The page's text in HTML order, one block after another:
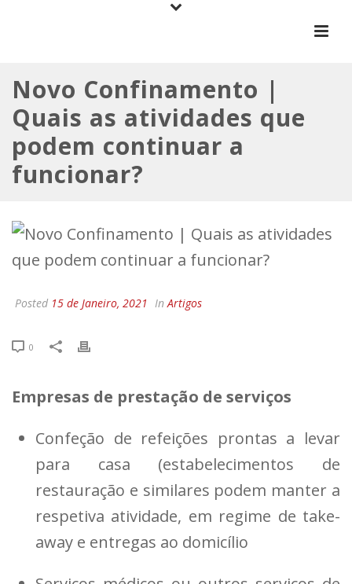
Novo Confinamento |
Quais as atividades que
podem continuar a
funcionar?
Posted 15 de Janeiro, 2021 InArtigos
0
Empresas de prestação de serviços
Confeção de refeições prontas a levar
para casa (estabelecimentos de
restauração e similares podem manter a
respetiva atividade, em regime de take-
away e entregas ao domicílio